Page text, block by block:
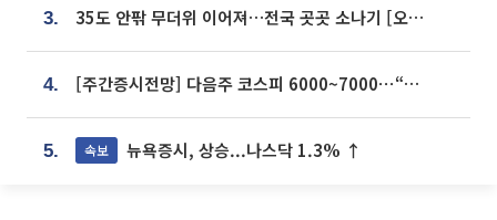
3. 35도 안팎 무더위 이어져…전국 곳곳 소나기 [오늘 날씨]
4. [주간증시전망] 다음주 코스피 6000~7000⋯“外人 수급은 정책이 변수”
5. 속보 뉴욕증시, 상승...나스닥 1.3% ↑